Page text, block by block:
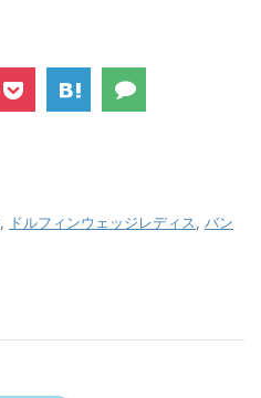
, ドルフィンウェッジレディス, バン